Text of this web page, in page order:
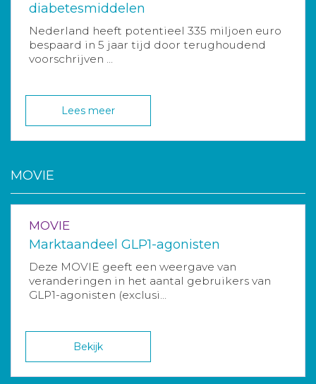
diabetesmiddelen
Nederland heeft potentieel 335 miljoen euro
bespaard in 5 jaar tijd door terughoudend
voorschrijven ...
Lees meer
MOVIE
MOVIE
Marktaandeel GLP1-agonisten
Deze MOVIE geeft een weergave van
veranderingen in het aantal gebruikers van
GLP1-agonisten (exclusi...
Bekijk